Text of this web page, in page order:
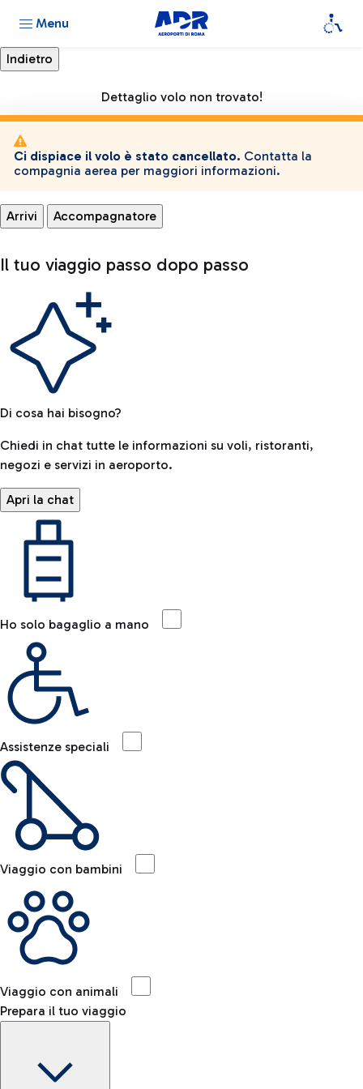
Menu
Dettaglio volo non trovato!
Ci dispiace il volo è stato cancellato. Contatta la
compagnia aerea per maggiori informazioni.
Arrivi Accompagnatore
Il tuo viaggio passo dopo passo
Di cosa hai bisogno?
Chiedi in chat tutte le informazioni su voli, ristoranti,
negozi e servizi in aeroporto.
Apri la chat
Ho solo bagaglio a mano
Assistenze speciali
Viaggio con bambini
Viaggio con animali
Prepara il tuo viaggio